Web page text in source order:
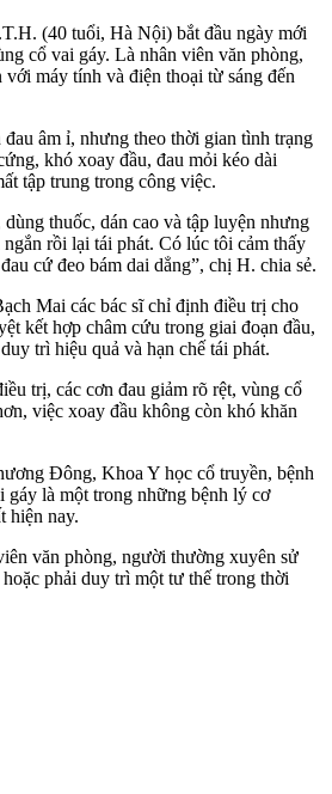
(40 tuổi, Hà Nội) bắt đầu ngày mới
cổ vai gáy. Là nhân viên văn phòng,
máy tính và điện thoại từ sáng đến
âm ỉ, nhưng theo thời gian tình trạng
khó xoay đầu, đau mỏi kéo dài
tập trung trong công việc.
thuốc, dán cao và tập luyện nhưng
rồi lại tái phát. Có lúc tôi cảm thấy
cứ đeo bám dai dẳng”, chị H. chia sẻ.
Mai các bác sĩ chỉ định điều trị cho
kết hợp châm cứu trong giai đoạn đầu,
trì hiệu quả và hạn chế tái phát.
trị, các cơn đau giảm rõ rệt, vùng cổ
việc xoay đầu không còn khó khăn
Đông, Khoa Y học cổ truyền, bệnh
gáy là một trong những bệnh lý cơ
hiện nay.
văn phòng, người thường xuyên sử
phải duy trì một tư thế trong thời